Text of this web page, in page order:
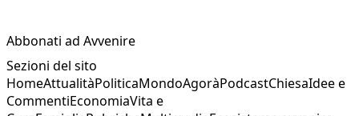
Abbonati ad Avvenire
Sezioni del sito
HomeAttualitàPoliticaMondoAgoràPodcastChiesaIdee e
CommentiEconomiaVita e